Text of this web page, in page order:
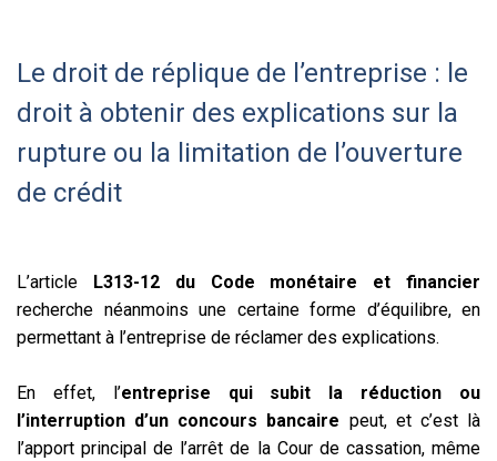
Le droit de réplique de l’entreprise : le
droit à obtenir des explications sur la
rupture ou la limitation de l’ouverture
de crédit
L’article L313-12 du Code monétaire et financier
recherche néanmoins une certaine forme d’équilibre, en
permettant à l’entreprise de réclamer des explications.
En effet, l’entreprise qui subit la réduction ou
l’interruption d’un concours bancaire peut, et c’est là
l’apport principal de l’arrêt de la Cour de cassation, même